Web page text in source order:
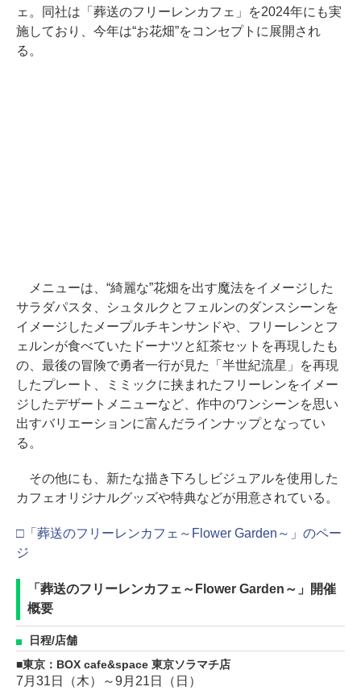
ェ。同社は「葬送のフリーレンカフェ」を2024年にも実
施しており、今年は“お花畑”をコンセプトに展開され
る。
メニューは、“綺麗な”花畑を出す魔法をイメージした
サラダパスタ、シュタルクとフェルンのダンスシーンを
イメージしたメープルチキンサンドや、フリーレンとフ
ェルンが食べていたドーナツと紅茶セットを再現したも
の、最後の冒険で勇者一行が見た「半世紀流星」を再現
したプレート、ミミックに挟まれたフリーレンをイメー
ジしたデザートメニューなど、作中のワンシーンを思い
出すバリエーションに富んだラインナップとなってい
る。
その他にも、新たな描き下ろしビジュアルを使用した
カフェオリジナルグッズや特典などが用意されている。
□「葬送のフリーレンカフェ～Flower Garden～」のペー
ジ
「葬送のフリーレンカフェ～Flower Garden～」開催
概要
日程/店舗
東京：BOX cafe&space 東京ソラマチ店
7月31日（木）～9月21日（日）